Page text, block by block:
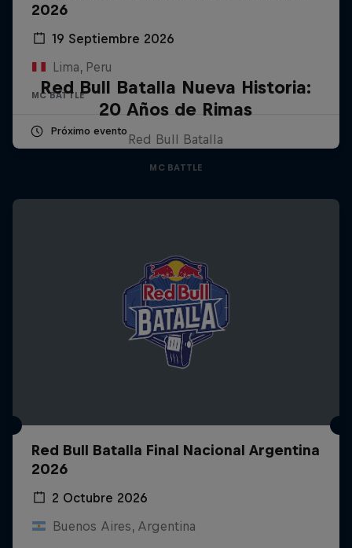
2026
19 Septiembre 2026
Lima, Peru
MC BATTLE
Próximo evento
Red Bull Batalla Nueva Historia:
20 Años de Rimas
Red Bull Batalla
MC BATTLE
Red Bull Batalla Final Nacional Argentina
2026
2 Octubre 2026
Buenos Aires, Argentina